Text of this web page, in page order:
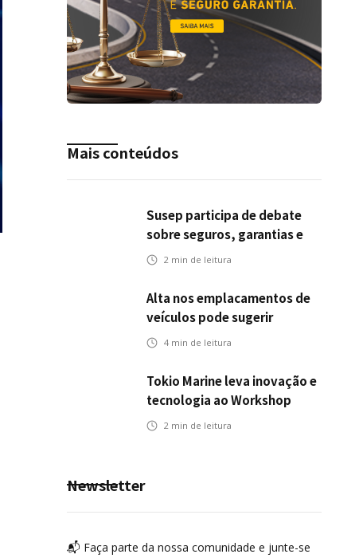
Mais conteúdos
Susep participa de debate
sobre seguros, garantias e
riscos em infraestrutura de
2 min de leitura
Alta nos emplacamentos de
veículos pode sugerir
oportunidades para o seguro
4 min de leitura
Tokio Marine leva inovação e
tecnologia ao Workshop
Integrativo da Poli-USP
2 min de leitura
Newsletter
📬 Faça parte da nossa comunidade e junte-se